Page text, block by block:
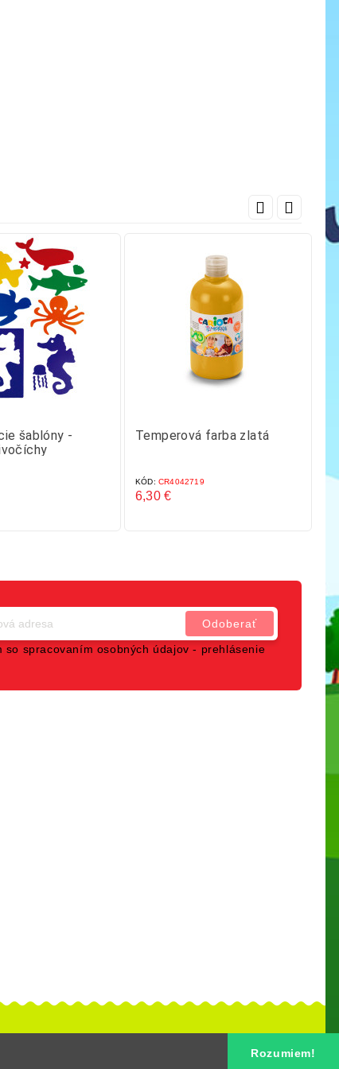
Rozumiem!
šablóny -
Temperová farba zlatá
KÓD: CR4042719
6,30 €
so spracovaním osobných údajov - prehlásenie